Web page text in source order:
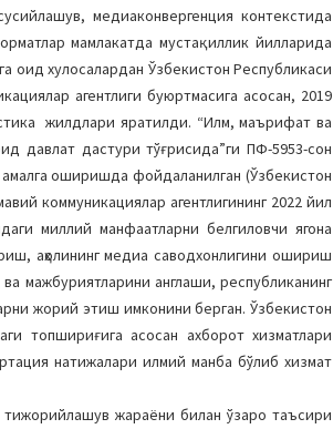
медиаконвергенция контекстида
мамлакатда мустақиллик йилларида
оид хулосалардан Ўзбекистон Республикаси
агентлиги буюртмасига асосан, 2019
жилдлари яратилди. “Илм, маърифат ва
давлат дастури тўғрисида”ги ПФ-5953-сон
оширишда фойдаланилган (Ўзбекистон
коммуникациялар агентлигининг 2022 йил
миллий манфаатларни белгиловчи ягона
аҳолининг медиа саводхонлигини ошириш
ва мажбуриятларини англаши, республиканинг
жорий этиш имконини берган. Ўзбекистон
топшириғига асосан ахборот хизматлари
натижалари илмий манба бўлиб хизмат
тижорийлашув жараёни билан ўзаро таъсири